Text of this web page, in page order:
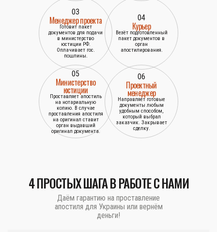
03
Менеджер проекта
Готовит пакет
документов для подачи
в министерство
юстиции РФ.
Оплачивает гос.
пошлины.
04
Курьер
Везёт подготовленный
пакет документов в
орган
апостилирования.
05
Министерство
юстиции
Проставляет апостиль
на нотариальную
копию. В случае
проставления апостиля
на оригинал ставит
орган выдавший
оригинал документа.
06
Проектный
менеджер
Направляет готовые
документы любым
удобным способом,
который выбрал
заказчик. Закрывает
сделку.
4 ПРОСТЫХ ШАГА В РАБОТЕ С НАМИ
Даём гарантию на проставление
апостиля для Украины или вернём
деньги!